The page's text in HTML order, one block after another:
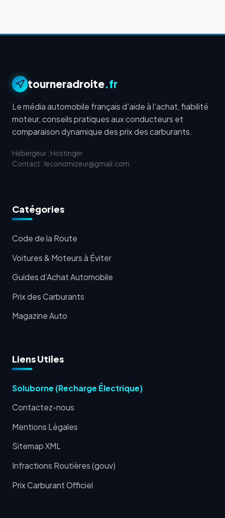
tourneradroite.fr
Le média automobile français d'aide à l'achat, fiabilité
moteur, conseils pratiques aux conducteurs et
comparaison dynamique des prix des carburants.
Hébergeur : Hostinger
Contact : leconomizeur@gmail.com
Catégories
Code de la Route
Voitures & Moteurs à Éviter
Guides d'Achat Automobile
Prix des Carburants
Magazine Auto
Liens Utiles
Soluborne (Recharge Électrique)
Contactez-nous
Mentions Légales
Sitemap XML
Infractions Routières (gouv)
Prix Carburant Officiel